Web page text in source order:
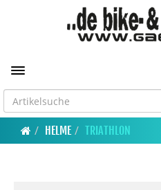
Toggle navigation
HELME TRIATHLON